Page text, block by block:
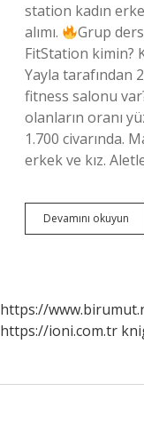
station kadın
alımı.
Grup
FitStation kimin?
Yayla tarafından
fitness salonu
olanların oranı
1.700 civarında.
erkek ve kız.
Devamını okuyun
https://
https://ioni.com.tr